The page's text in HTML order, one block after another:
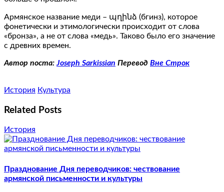
Армянское название меди – պղինձ (бгинз), которое
фонетически и этимологически происходит от слова
«бронза», а не от слова «медь». Таково было его значение
с древних времен.
Автор поста: Joseph Sarkissian Перевод Вне Строк
История Культура
Related Posts
История
Празднование Дня переводчиков: чествование
армянской письменности и культуры